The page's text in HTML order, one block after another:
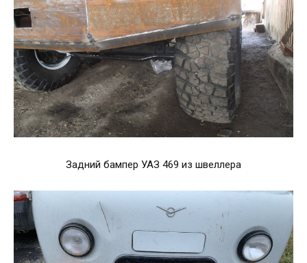
Задний бампер УАЗ 469 из швеллера